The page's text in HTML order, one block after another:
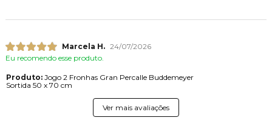
Marcela H. 24/07/2026
Eu recomendo esse produto.
Produto:Jogo 2 Fronhas Gran Percalle Buddemeyer
Sortida 50 x 70 cm
Ver mais avaliações